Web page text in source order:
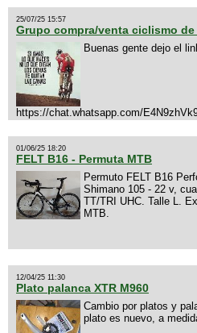
25/07/25 15:57
Grupo compra/venta ciclismo
Buenas gente dejo el
https://chat.whatsapp.com/
01/06/25 18:20
FELT B16 - Permuta MTB
Permuto FELT B16
Shimano 105 - 22 v,
TT/TRI UHC. Talle L.
MTB.
12/04/25 11:30
Plato palanca XTR M960
Cambio por platos y
plato es nuevo, a